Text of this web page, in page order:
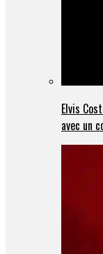
Elvis
avec un